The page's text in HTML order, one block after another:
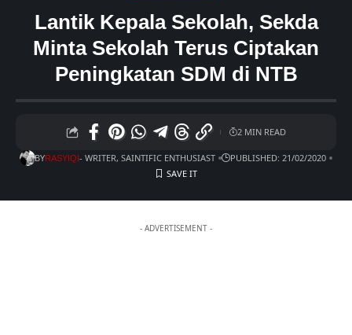
Lantik Kepala Sekolah, Sekda
Minta Sekolah Terus Ciptakan
Peningkatan SDM di NTB
BYRASYIQI- WRITER, SAINTIFIC ENTHUSIAST PUBLISHED: 21/02/2020
2 MIN READ
- ADVERTISEMENT -